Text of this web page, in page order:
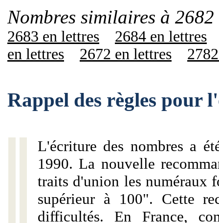
Nombres similaires à
2683 en lettres
2684 en lettres
en lettres
2672 en lettres
Rappel des règles pour
L'écriture des nombres a
1990. La nouvelle
traits d'union les numéraux
supérieur à 100". Cette
difficultés. En France,